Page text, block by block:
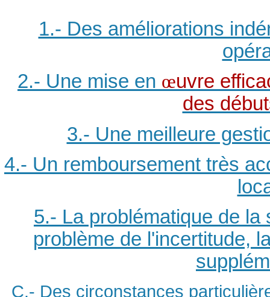
1.- Des améliorations
2.- Une mise en œuvre
des
3.- Une meilleure
4.- Un remboursement très
5.- La problématique de
problème de l'incertitude,
C.- Des circonstances